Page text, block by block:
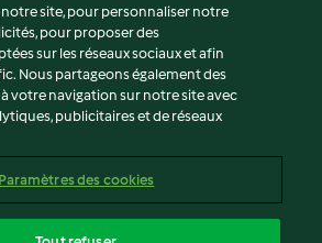
site, pour personnaliser notre
pour proposer des
sur les réseaux sociaux et afin
Nous partageons également des
votre navigation sur notre site avec
publicitaires et de réseaux
Paramètres des cookies